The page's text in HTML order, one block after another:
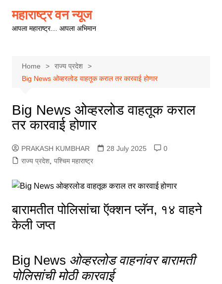
content
महाराष्ट्र वन न्यूज
आपला महाराष्ट्र… आपला अभिमान
Home
राज्य प्रदेश
Big News ओव्हरलोड वाहतूक कराल तर कारवाई होणार
Big News ओव्हरलोड वाहतूक कराल
तर कारवाई होणार
PRAKASH KUMBHAR 28 July 2025
0
राज्य प्रदेश, पश्चिम महाराष्ट्र
बारामतीत पोलिसांचा ऍक्शन प्लॅन, १४ वाहने
केली जप्त
Big News ओव्हरलोड वाहनांवर बारामती
पोलिसांची मोठी कारवाई